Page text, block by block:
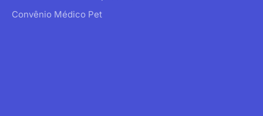
Convênio Médico Pet